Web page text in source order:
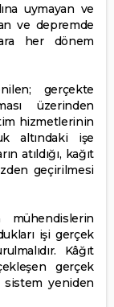
uymayan ve
ve depremde
her dönem
gerçekte
üzerinden
hizmetlerinin
altındaki işe
atıldığı, kağıt
geçirilmesi
mühendislerin
işi gerçek
Kâğıt
gerçek
yeniden